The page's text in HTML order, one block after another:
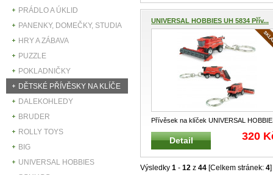
PRÁDLO A ÚKLID
PANENKY, DOMEČKY, STUDIA
HRY A ZÁBAVA
PUZZLE
POKLADNIČKY
DĚTSKÉ PŘÍVĚSKY NA KLÍČE
DALEKOHLEDY
BRUDER
ROLLY TOYS
BIG
UNIVERSAL HOBBIES
UNIVERSAL HOBBIES UH 5834 Přív...
Přívěsek na klíček UNIVERSAL
UH 5834 Reklamní přívěšek na
Detail 320
Výsledky 1 - 12 z 44 [Celkem stránek: 4]